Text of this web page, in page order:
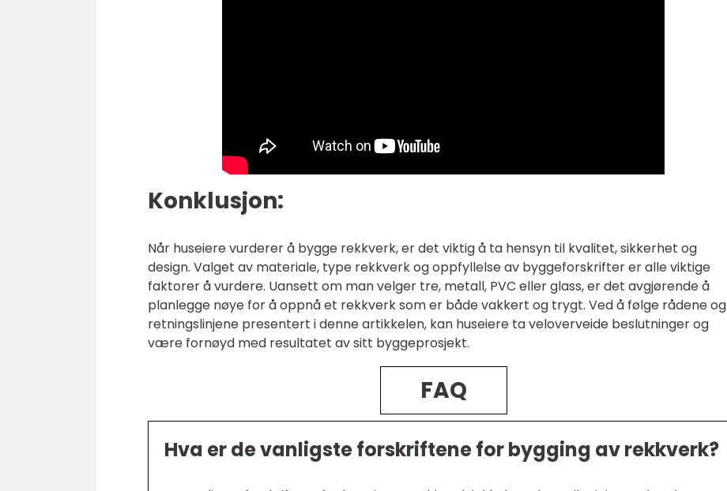
Konklusjon:
Når huseiere vurderer å bygge rekkverk, er det viktig å ta hensyn til kvalitet, sikkerhet og
design. Valget av materiale, type rekkverk og oppfyllelse av byggeforskrifter er alle viktige
faktorer å vurdere. Uansett om man velger tre, metall, PVC eller glass, er det avgjørende å
planlegge nøye for å oppnå et rekkverk som er både vakkert og trygt. Ved å følge rådene og
retningslinjene presentert i denne artikkelen, kan huseiere ta veloverveide beslutninger og
være fornøyd med resultatet av sitt byggeprosjekt.
FAQ
Hva er de vanligste forskriftene for bygging av rekkverk?